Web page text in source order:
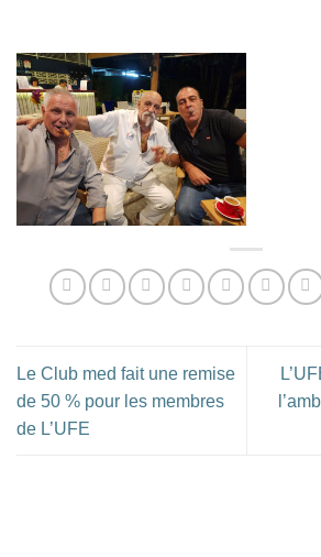
Le Club med fait une remise
de 50 % pour les membres
de L’UFE